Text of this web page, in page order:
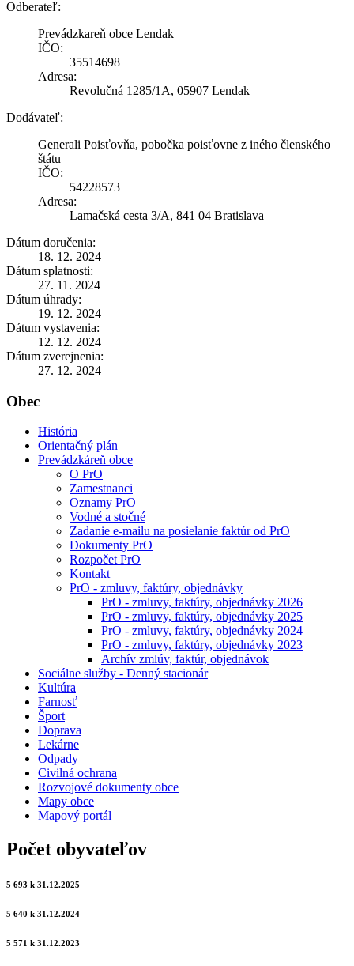
Odberateľ:
Prevádzkareň obce Lendak
IČO:
35514698
Adresa:
Revolučná 1285/1A, 05907 Lendak
Dodávateľ:
Generali Poisťovňa, pobočka poisťovne z iného členského
štátu
IČO:
54228573
Adresa:
Lamačská cesta 3/A, 841 04 Bratislava
Dátum doručenia:
18. 12. 2024
Dátum splatnosti:
27. 11. 2024
Dátum úhrady:
19. 12. 2024
Dátum vystavenia:
12. 12. 2024
Dátum zverejnenia:
27. 12. 2024
Obec
História
Orientačný plán
Prevádzkáreň obce
O PrO
Zamestnanci
Oznamy PrO
Vodné a stočné
Zadanie e-mailu na posielanie faktúr od PrO
Dokumenty PrO
Rozpočet PrO
Kontakt
PrO - zmluvy, faktúry, objednávky
PrO - zmluvy, faktúry, objednávky 2026
PrO - zmluvy, faktúry, objednávky 2025
PrO - zmluvy, faktúry, objednávky 2024
PrO - zmluvy, faktúry, objednávky 2023
Archív zmlúv, faktúr, objednávok
Sociálne služby - Denný stacionár
Kultúra
Farnosť
Šport
Doprava
Lekárne
Odpady
Civilná ochrana
Rozvojové dokumenty obce
Mapy obce
Mapový portál
Počet obyvateľov
5 693 k 31.12.2025
5 640 k 31.12.2024
5 571 k 31.12.2023